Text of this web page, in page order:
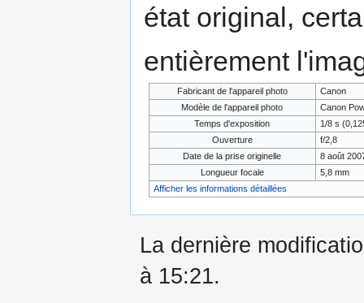
état original,
entièrement
Fabricant de l'appareil photo
Canon
Modèle de l'appareil photo
Canon
Temps d'exposition
1/8 s
Ouverture
f/2,8
Date de la prise originelle
8 août
Longueur focale
5,8 mm
Afficher les informations détaillées
La dernière
à 15:21.